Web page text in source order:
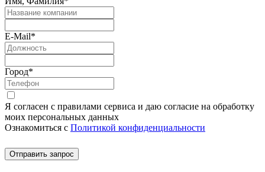
E-Mail*
Город*
Я согласен с правилами сервиса и даю согласие на обработку
моих персональных данных
Ознакомиться с Политикой конфиденциальности
Отправить запрос